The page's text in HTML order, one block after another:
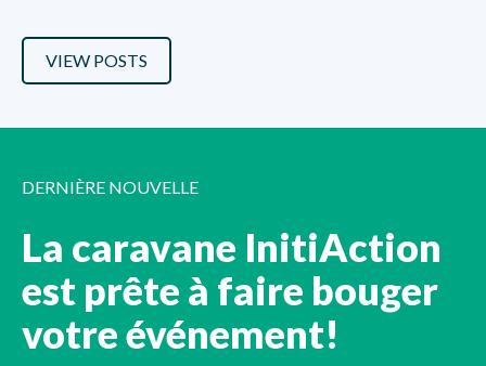
VIEW POSTS
DERNIÈRE NOUVELLE
La caravane InitiAction
est prête à faire bouger
votre événement!